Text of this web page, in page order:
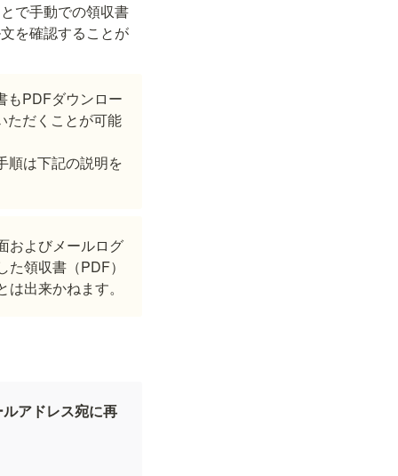
で手動での領収書
を確認することが
もPDFダウンロー
ただくことが可能
順は下記の説明を
およびメールログ
領収書（PDF）
出来かねます。
アドレス宛に再